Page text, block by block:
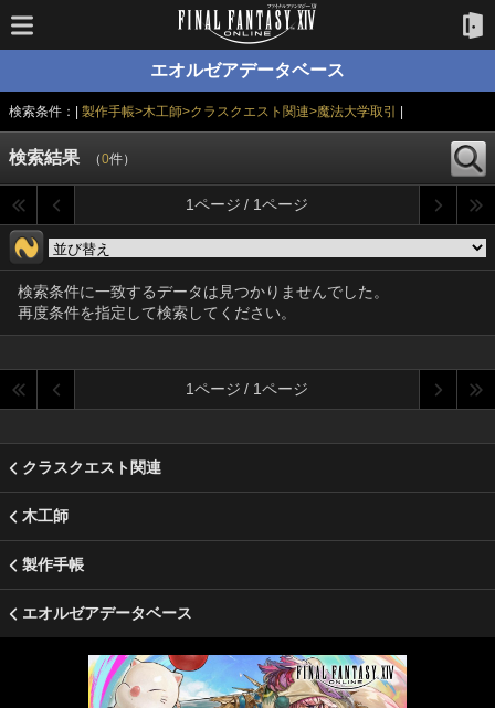
エオルゼアデータベース
検索条件：| 製作手帳>木工師>クラスクエスト関連>魔法大学取引
検索結果 （0件）
1ページ / 1ページ
検索条件に一致するデータは見つかりませんでした。
再度条件を指定して検索してください。
1ページ / 1ページ
クラスクエスト関連
木工師
製作手帳
エオルゼアデータベース